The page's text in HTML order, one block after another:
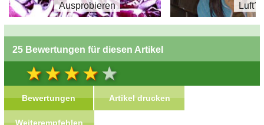
Ausprobieren
Luft?
25 Bewertungen für diesen Artikel
Bewertungen Artikel drucken
Weiterempfehlen